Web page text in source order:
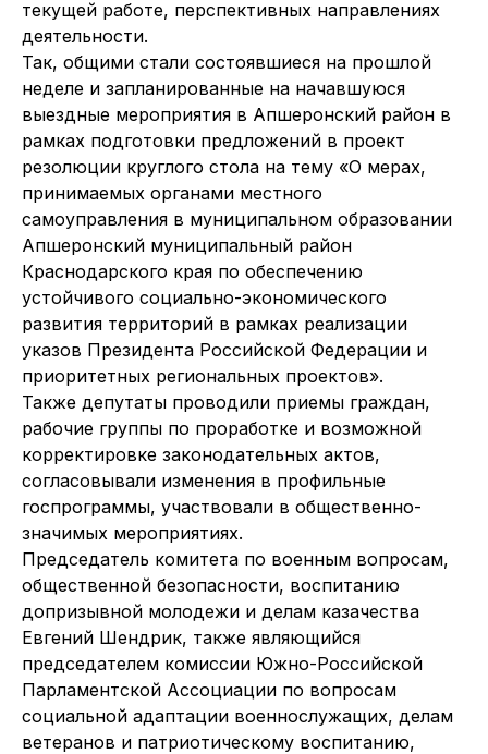
текущей работе, перспективных направлениях
деятельности.
Так, общими стали состоявшиеся на прошлой
неделе и запланированные на начавшуюся
выездные мероприятия в Апшеронский район в
рамках подготовки предложений в проект
резолюции круглого стола на тему «О мерах,
принимаемых органами местного
самоуправления в муниципальном образовании
Апшеронский муниципальный район
Краснодарского края по обеспечению
устойчивого социально-экономического
развития территорий в рамках реализации
указов Президента Российской Федерации и
приоритетных региональных проектов».
Также депутаты проводили приемы граждан,
рабочие группы по проработке и возможной
корректировке законодательных актов,
согласовывали изменения в профильные
госпрограммы, участвовали в общественно-
значимых мероприятиях.
Председатель комитета по военным вопросам,
общественной безопасности, воспитанию
допризывной молодежи и делам казачества
Евгений Шендрик, также являющийся
председателем комиссии Южно-Российской
Парламентской Ассоциации по вопросам
социальной адаптации военнослужащих, делам
ветеранов и патриотическому воспитанию,